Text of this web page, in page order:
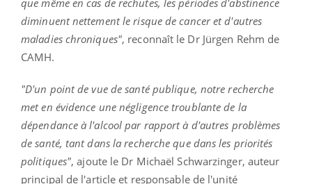
que même en cas de rechutes, les périodes d'abstinence
diminuent nettement le risque de cancer et d'autres
maladies chroniques", reconnaît le Dr Jürgen Rehm de
CAMH.
"D'un point de vue de santé publique, notre recherche
met en évidence une négligence troublante de la
dépendance à l'alcool par rapport à d'autres problèmes
de santé, tant dans la recherche que dans les priorités
politiques", ajoute le Dr Michaël Schwarzinger, auteur
principal de l'article et responsable de l'unité